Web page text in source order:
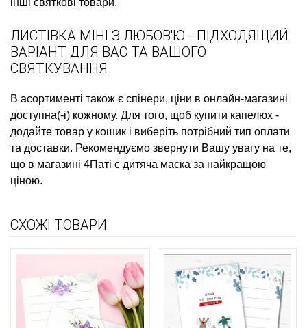
ЛИСТІВКА МІНІ З ЛЮБОВ'Ю - ПІДХОДЯЩИЙ
ВАРІАНТ ДЛЯ ВАС ТА ВАШОГО
СВЯТКУВАННЯ
В асортименті також є спінери, ціни в онлайн-магазині
доступна(-і) кожному. Для того, щоб купити капелюх -
додайте товар у кошик і виберіть потрібний тип оплати
та доставки. Рекомендуємо звернути Вашу увагу на те,
що в магазині 4Паті є дитяча маска за найкращою
ціною.
СХОЖІ ТОВАРИ